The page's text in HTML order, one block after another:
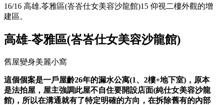
16/16 高雄.苓雅區(峇峇仕女美容沙龍館)15 仰視二樓外觀的增
建區。
高雄-苓雅區(峇峇仕女美容沙龍館)
舊屋變身美麗小窩
這個個案是一戶屋齡26年的漏水公寓(1、2樓+地下室)，原本
是法拍屋，屋主強調此屋不自住要開設店面(純仕女美容沙龍
館)，所以在溝通就有了特定明確的方向，在拆除舊有的內部